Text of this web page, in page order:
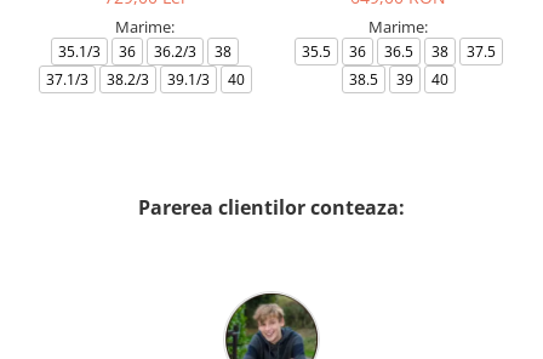
Marime:
35.1/3 36 36.2/3
38
37.1/3
38.2/3 39.1/3 40
Marime:
35.5 36 36.5 38
37.5
38.5
39 40
Parerea clientilor conteaza: